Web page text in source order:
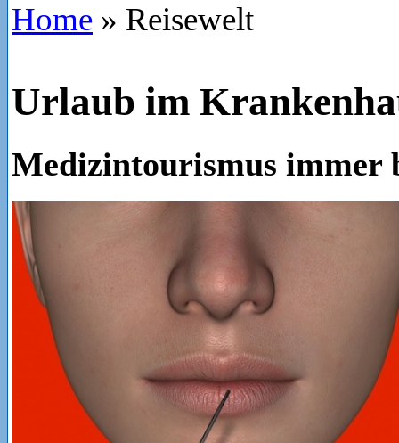
Home » Reisewelt
Urlaub im
Medizintourismus immer